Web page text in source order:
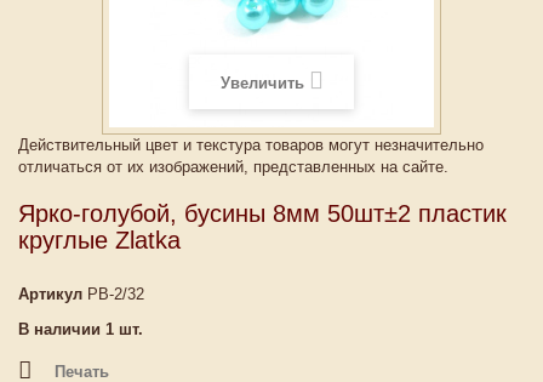
Увеличить
Действительный цвет и текстура товаров могут незначительно
отличаться от их изображений, представленных на сайте.
Ярко-голубой, бусины 8мм 50шт±2 пластик
круглые Zlatka
Артикул PB-2/32
В наличии 1 шт.
Печать